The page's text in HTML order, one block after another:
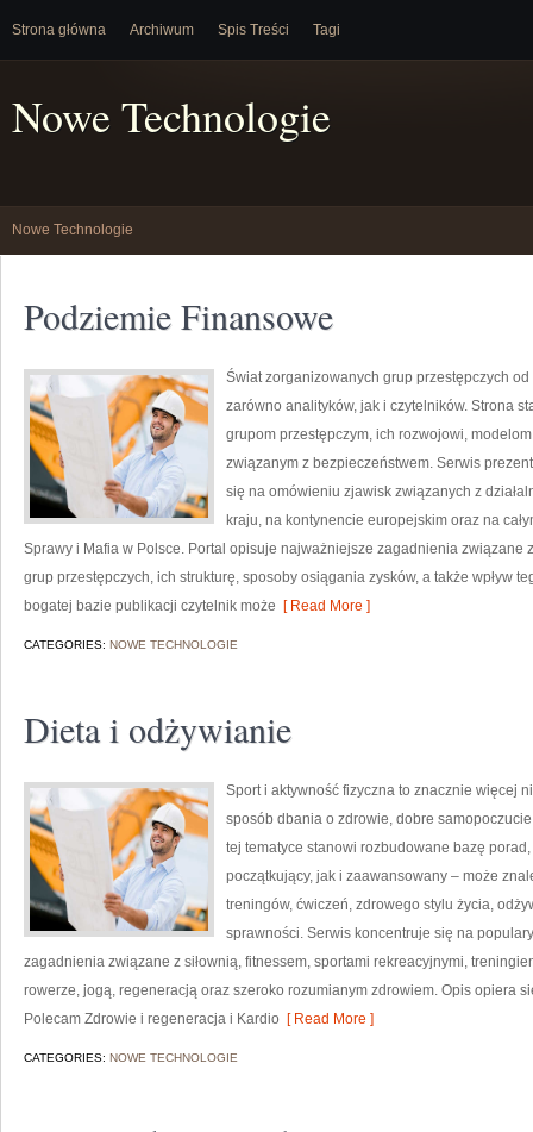
Strona główna Archiwum Spis Treści Tagi
Nowe Technologie
Nowe Technologie
Podziemie Finansowe
Świat zorganizowanych grup przestępczych
zarówno analityków, jak i czytelników. Strona
grupom przestępczym, ich rozwojowi,
związanym z bezpieczeństwem. Serwis
się na omówieniu zjawisk związanych z
kraju, na kontynencie europejskim oraz na
Sprawy i Mafia w Polsce. Portal opisuje najważniejsze zagadnienia związane
grup przestępczych, ich strukturę, sposoby osiągania zysków, a także wpływ
bogatej bazie publikacji czytelnik może [ Read More ]
CATEGORIES: NOWE TECHNOLOGIE
Dieta i odżywianie
Sport i aktywność fizyczna to znacznie więcej
sposób dbania o zdrowie, dobre
tej tematyce stanowi rozbudowane bazę
początkujący, jak i zaawansowany – może
treningów, ćwiczeń, zdrowego stylu życia,
sprawności. Serwis koncentruje się na
zagadnienia związane z siłownią, fitnessem, sportami rekreacyjnymi,
rowerze, jogą, regeneracją oraz szeroko rozumianym zdrowiem. Opis opiera
Polecam Zdrowie i regeneracja i Kardio [ Read More ]
CATEGORIES: NOWE TECHNOLOGIE